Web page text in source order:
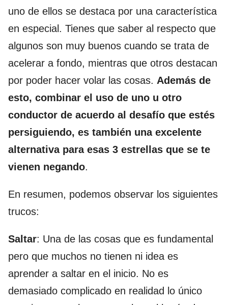
uno de ellos se destaca por una característica
en especial. Tienes que saber al respecto que
algunos son muy buenos cuando se trata de
acelerar a fondo, mientras que otros destacan
por poder hacer volar las cosas. Además de
esto, combinar el uso de uno u otro
conductor de acuerdo al desafío que estés
persiguiendo, es también una excelente
alternativa para esas 3 estrellas que se te
vienen negando.
En resumen, podemos observar los siguientes
trucos:
Saltar: Una de las cosas que es fundamental
pero que muchos no tienen ni idea es
aprender a saltar en el inicio. No es
demasiado complicado en realidad lo único